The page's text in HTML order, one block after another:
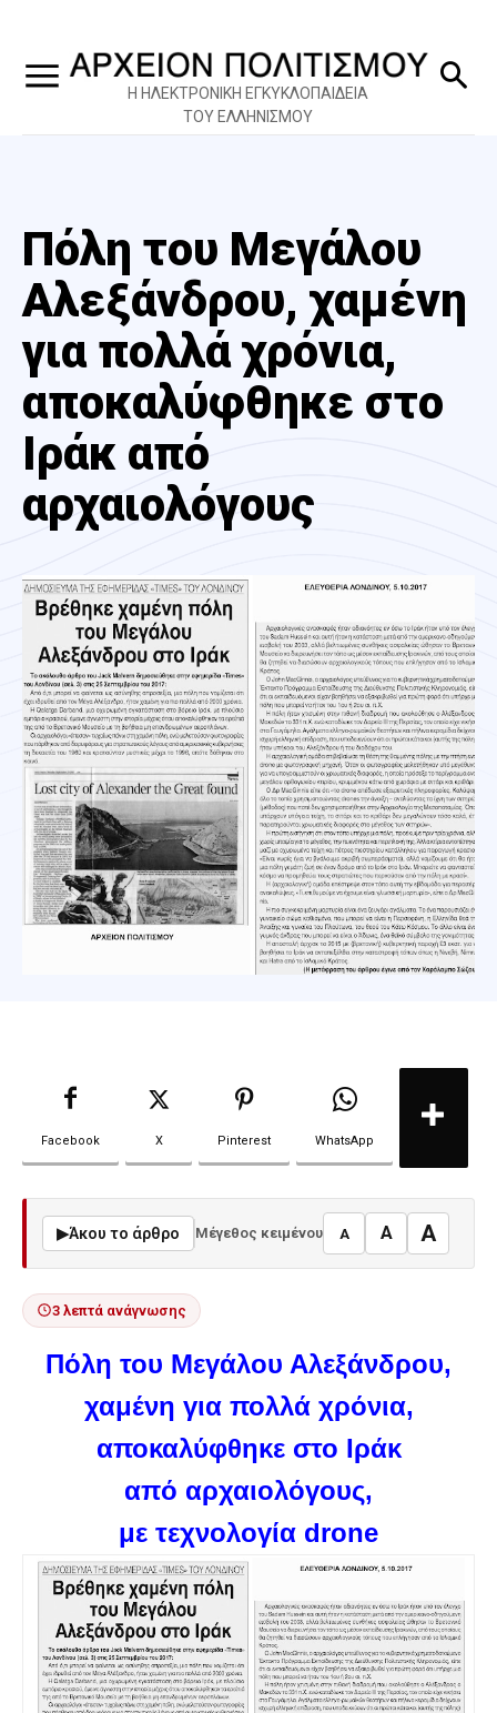
Η ΗΛΕΚΤΡΟΝΙΚΗ ΕΓΚΥΚΛΟΠΑΙΔΕΙΑ
ΤΟΥ ΕΛΛΗΝΙΣΜΟΥ
Πόλη του Μεγάλου
Αλεξάνδρου, χαμένη
για πολλά χρόνια,
αποκαλύφθηκε στο
Ιράκ από
αρχαιολόγους
Facebook X Pinterest WhatsApp
▶Άκου το άρθρο Μέγεθος κειμένου A A A
3 λεπτά ανάγνωσης
Πόλη του Μεγάλου Αλεξάνδρου,
χαμένη για πολλά χρόνια,
αποκαλύφθηκε στο Ιράκ
από αρχαιολόγους,
με τεχνολογία drone